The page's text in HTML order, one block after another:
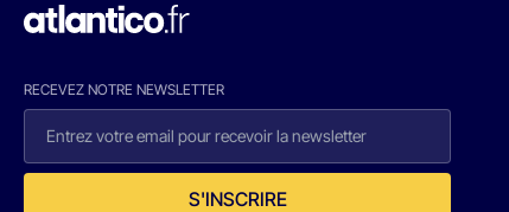
RECEVEZ NOTRE NEWSLETTER
S'INSCRIRE